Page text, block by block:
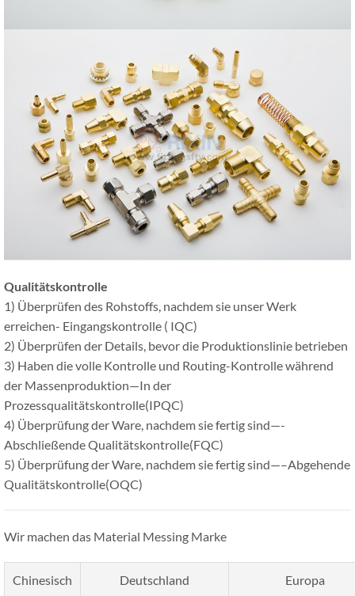
Qualitätskontrolle
1) Überprüfen des Rohstoffs, nachdem sie unser Werk
erreichen- Eingangskontrolle ( IQC)
2) Überprüfen der Details, bevor die Produktionslinie betrieben
3) Haben die volle Kontrolle und Routing-Kontrolle während
der Massenproduktion—In der
Prozessqualitätskontrolle(IPQC)
4) Überprüfung der Ware, nachdem sie fertig sind—-
Abschließende Qualitätskontrolle(FQC)
5) Überprüfung der Ware, nachdem sie fertig sind—–Abgehende
Qualitätskontrolle(OQC)
Wir machen das Material Messing Marke
Chinesisch Deutschland Europa